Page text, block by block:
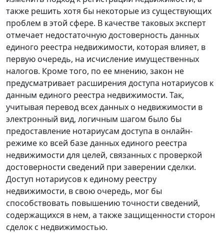
также решить хотя бы некоторые из существующих
проблем в этой сфере. В качестве таковых эксперт
отмечает недостаточную достоверность данных
единого реестра недвижимости, которая влияет, в
первую очередь, на исчисление имущественных
налогов. Кроме того, по ее мнению, закон не
предусматривает расширения доступа нотариусов к
данным единого реестра недвижимости. Так,
учитывая перевод всех данных о недвижимости в
электронный вид, логичным шагом было бы
предоставление нотариусам доступа в онлайн-
режиме ко всей базе данных единого реестра
недвижимости для целей, связанных с проверкой
достоверности сведений при заверении сделки.
Доступ нотариусов к единому реестру
недвижимости, в свою очередь, мог бы
способствовать повышению точности сведений,
содержащихся в нем, а также защищенности сторон
сделок с недвижимостью.